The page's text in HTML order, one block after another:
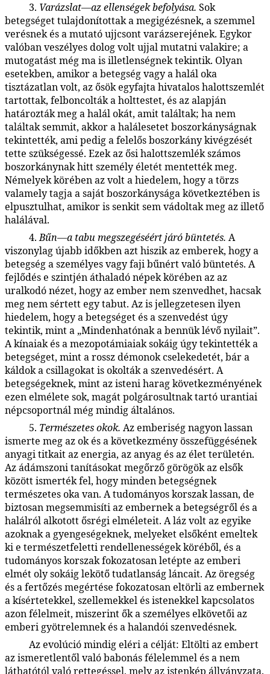
3. Varázslat—az ellenségek befolyása. Sok
betegséget tulajdonítottak a megigézésnek, a szemmel
verésnek és a mutató ujjcsont varázserejének. Egykor
valóban veszélyes dolog volt ujjal mutatni valakire; a
mutogatást még ma is illetlenségnek tekintik. Olyan
esetekben, amikor a betegség vagy a halál oka
tisztázatlan volt, az ősök egyfajta hivatalos halottszemlét
tartottak, felboncolták a holttestet, és az alapján
határozták meg a halál okát, amit találtak; ha nem
találtak semmit, akkor a halálesetet boszorkányságnak
tekintették, ami pedig a felelős boszorkány kivégzését
tette szükségessé. Ezek az ősi halottszemlék számos
boszorkánynak hitt személy életét mentették meg.
Némelyek körében az volt a hiedelem, hogy a törzs
valamely tagja a saját boszorkánysága következtében is
elpusztulhat, amikor is senkit sem vádoltak meg az illető
halálával.
4.Bűn—a tabu megszegéséért járó büntetés. A
viszonylag újabb időkben azt hiszik az emberek, hogy a
betegség a személyes vagy faji bűnért való büntetés. A
fejlődés e szintjén áthaladó népek körében az az
uralkodó nézet, hogy az ember nem szenvedhet, hacsak
meg nem sértett egy tabut. Az is jellegzetesen ilyen
hiedelem, hogy a betegséget és a szenvedést úgy
tekintik, mint a „Mindenhatónak a bennük lévő nyilait”.
A kínaiak és a mezopotámiaiak sokáig úgy tekintették a
betegséget, mint a rossz démonok cselekedetét, bár a
káldok a csillagokat is okolták a szenvedésért. A
betegségeknek, mint az isteni harag következményének
ezen elmélete sok, magát polgárosultnak tartó urantiai
népcsoportnál még mindig általános.
5. Természetes okok. Az emberiség nagyon lassan
ismerte meg az ok és a következmény összefüggésének
anyagi titkait az energia, az anyag és az élet területén.
Az ádámszoni tanításokat megőrző görögök az elsők
között ismerték fel, hogy minden betegségnek
természetes oka van. A tudományos korszak lassan, de
biztosan megsemmisíti az embernek a betegségről és a
halálról alkotott ősrégi elméleteit. A láz volt az egyike
azoknak a gyengeségeknek, melyeket elsőként emeltek
ki e természetfeletti rendellenességek köréből, és a
tudományos korszak fokozatosan letépte az emberi
elmét oly sokáig lekötő tudatlanság láncait. Az öregség
és a fertőzés megértése fokozatosan eltörli az embernek
a kísértetekkel, szellemekkel és istenekkel kapcsolatos
azon félelmeit, miszerint ők a személyes elkövetői az
emberi gyötrelemnek és a halandói szenvedésnek.
Az evolúció mindig eléri a célját: Eltölti az embert
az ismeretlentől való babonás félelemmel és a nem
láthatótól való rettegéssel, mely az istenkép állványzata.